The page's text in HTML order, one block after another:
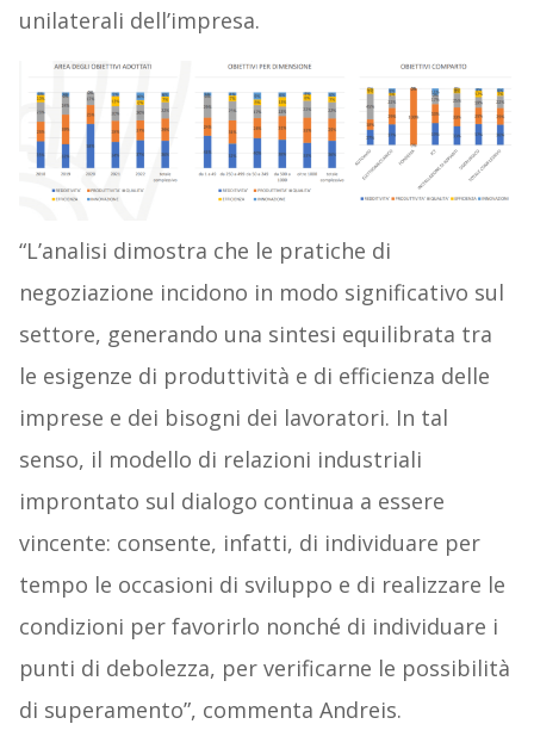
unilaterali dell’impresa.
“L’analisi dimostra che le pratiche di
negoziazione incidono in modo significativo sul
settore, generando una sintesi equilibrata tra
le esigenze di produttività e di efficienza delle
imprese e dei bisogni dei lavoratori. In tal
senso, il modello di relazioni industriali
improntato sul dialogo continua a essere
vincente: consente, infatti, di individuare per
tempo le occasioni di sviluppo e di realizzare le
condizioni per favorirlo nonché di individuare i
punti di debolezza, per verificarne le possibilità
di superamento”, commenta Andreis.